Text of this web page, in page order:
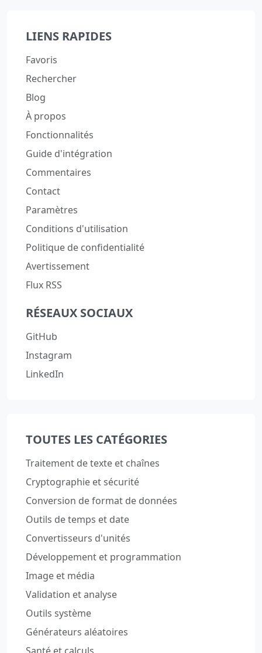
LIENS RAPIDES
Favoris
Rechercher
Blog
À propos
Fonctionnalités
Guide d'intégration
Commentaires
Contact
Paramètres
Conditions d'utilisation
Politique de confidentialité
Avertissement
Flux RSS
RÉSEAUX SOCIAUX
GitHub
Instagram
LinkedIn
TOUTES LES CATÉGORIES
Traitement de texte et chaînes
Cryptographie et sécurité
Conversion de format de données
Outils de temps et date
Convertisseurs d'unités
Développement et programmation
Image et média
Validation et analyse
Outils système
Générateurs aléatoires